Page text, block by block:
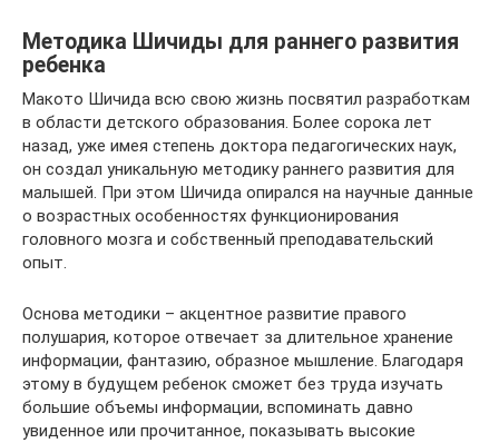
Методика Шичиды для раннего развития
ребенка
Макото Шичида всю свою жизнь посвятил разработкам
в области детского образования. Более сорока лет
назад, уже имея степень доктора педагогических наук,
он создал уникальную методику раннего развития для
малышей. При этом Шичида опирался на научные данные
о возрастных особенностях функционирования
головного мозга и собственный преподавательский
опыт.
Основа методики – акцентное развитие правого
полушария, которое отвечает за длительное хранение
информации, фантазию, образное мышление. Благодаря
этому в будущем ребенок сможет без труда изучать
большие объемы информации, вспоминать давно
увиденное или прочитанное, показывать высокие